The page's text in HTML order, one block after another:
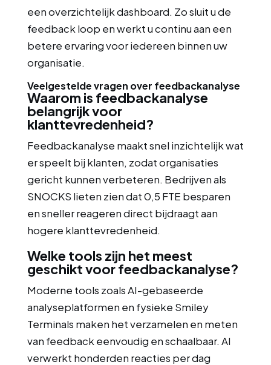
een overzichtelijk dashboard. Zo sluit u de
feedback loop en werkt u continu aan een
betere ervaring voor iedereen binnen uw
organisatie.
Veelgestelde vragen over feedbackanalyse
Waarom is feedbackanalyse
belangrijk voor
klanttevredenheid?
Feedbackanalyse maakt snel inzichtelijk wat
er speelt bij klanten, zodat organisaties
gericht kunnen verbeteren. Bedrijven als
SNOCKS lieten zien dat 0,5 FTE besparen
en sneller reageren direct bijdraagt aan
hogere klanttevredenheid.
Welke tools zijn het meest
geschikt voor feedbackanalyse?
Moderne tools zoals AI-gebaseerde
analyseplatformen en fysieke Smiley
Terminals maken het verzamelen en meten
van feedback eenvoudig en schaalbaar. AI
verwerkt honderden reacties per dag